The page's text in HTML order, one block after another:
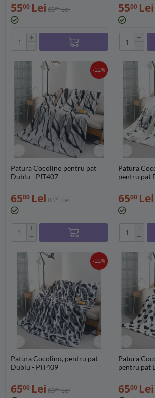
5500 Lei 8300 Lei
+
−
5500 Lei
+
−
-22%
Patura Cocolino pentru pat
Dublu - PIT407
6500 Lei 8300 Lei
+
−
Patura
pentru pat
6500 Lei
+
−
-22%
Patura Cocolino, pentru pat
Dublu - PIT409
6500 Lei 8300 Lei
Patura
pentru pat
6500 Lei